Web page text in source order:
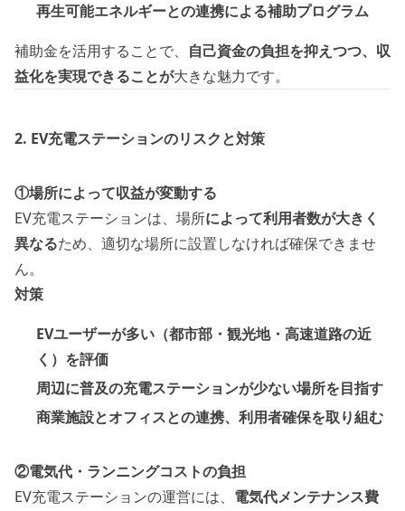
再生可能エネルギーとの連携による補助プログラム
補助金を活用することで、 自己資金の負担を抑えつつ、収
益化を実現できることが大きな魅力です。
2. EV充電ステーションのリスクと対策
①場所によって収益が変動する
EV充電ステーションは、場所によって利用者数が大きく
異なるため、適切な場所に設置しなければ確保できませ
ん。
対策
EVユーザーが多い（都市部・観光地・高速道路の近
く）を評価
周辺に普及の充電ステーションが少ない場所を目指す
商業施設とオフィスとの連携、利用者確保を取り組む
②電気代・ランニングコストの負担
EV充電ステーションの運営には、 電気代メンテナンス費